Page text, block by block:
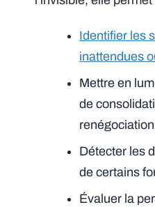
Identifier les
inattendues
Mettre en
de
Détecter les
de certains
Évaluer la